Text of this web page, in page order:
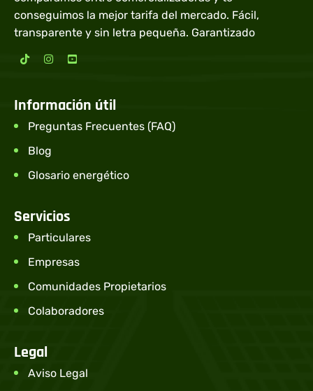
conseguimos la mejor tarifa del mercado. Fácil,
transparente y sin letra pequeña. Garantizado
Información útil
Preguntas Frecuentes (FAQ)
Blog
Glosario energético
Servicios
Particulares
Empresas
Comunidades Propietarios
Colaboradores
Legal
Aviso Legal